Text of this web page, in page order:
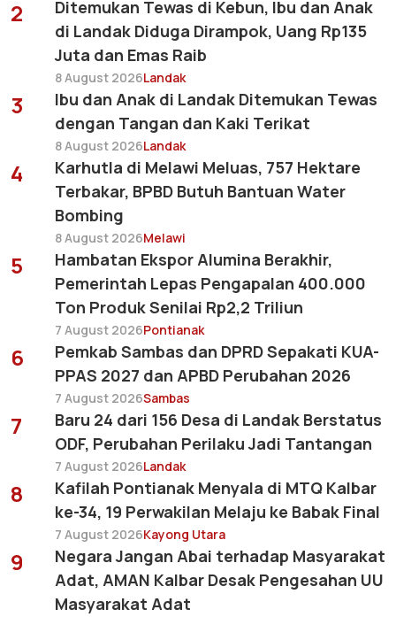
2
Ditemukan Tewas di Kebun, Ibu dan Anak
di Landak Diduga Dirampok, Uang Rp135
Juta dan Emas Raib
8 August 2026Landak
3
Ibu dan Anak di Landak Ditemukan Tewas
dengan Tangan dan Kaki Terikat
8 August 2026Landak
4
Karhutla di Melawi Meluas, 757 Hektare
Terbakar, BPBD Butuh Bantuan Water
Bombing
8 August 2026Melawi
5
Hambatan Ekspor Alumina Berakhir,
Pemerintah Lepas Pengapalan 400.000
Ton Produk Senilai Rp2,2 Triliun
7 August 2026Pontianak
6
Pemkab Sambas dan DPRD Sepakati KUA-
PPAS 2027 dan APBD Perubahan 2026
7 August 2026Sambas
7
Baru 24 dari 156 Desa di Landak Berstatus
ODF, Perubahan Perilaku Jadi Tantangan
7 August 2026Landak
8
Kafilah Pontianak Menyala di MTQ Kalbar
ke-34, 19 Perwakilan Melaju ke Babak Final
7 August 2026Kayong Utara
9
Negara Jangan Abai terhadap Masyarakat
Adat, AMAN Kalbar Desak Pengesahan UU
Masyarakat Adat